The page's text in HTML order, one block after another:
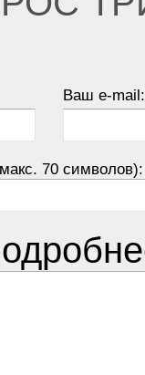
Ваш e-mail:
70 символов):